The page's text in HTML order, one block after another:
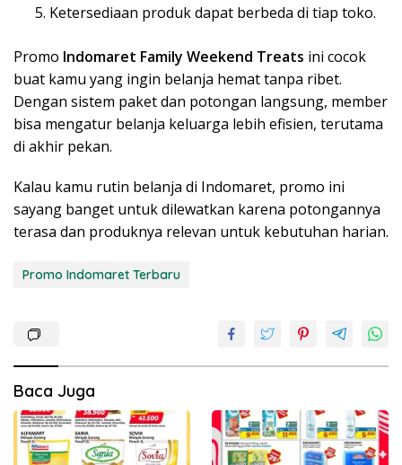
Ketersediaan produk dapat berbeda di tiap toko.
Promo Indomaret Family Weekend Treats ini cocok
buat kamu yang ingin belanja hemat tanpa ribet.
Dengan sistem paket dan potongan langsung, member
bisa mengatur belanja keluarga lebih efisien, terutama
di akhir pekan.
Kalau kamu rutin belanja di Indomaret, promo ini
sayang banget untuk dilewatkan karena potongannya
terasa dan produknya relevan untuk kebutuhan harian.
Promo Indomaret Terbaru
Baca Juga